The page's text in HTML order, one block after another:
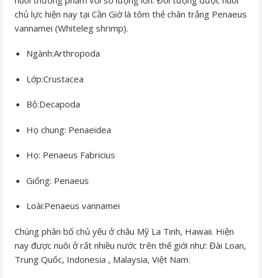
chủ lực hiện nay tại Cần Giờ là tôm thẻ chân trắng Penaeus
vannamei (Whiteleg shrimp).
Ngành:Arthropoda
Lớp:Crustacea
Bộ:Decapoda
Họ chung: Penaeidea
Họ: Penaeus Fabricius
Giống: Penaeus
Loài:Penaeus vannamei
Chúng phân bố chủ yếu ở châu Mỹ La Tinh, Hawaii. Hiện
nay được nuôi ở rất nhiều nước trên thế giới như: Đài Loan,
Trung Quốc, Indonesia , Malaysia, Việt Nam.